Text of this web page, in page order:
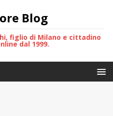
Blog
figlio di Milano e cittadino
dal 1999.